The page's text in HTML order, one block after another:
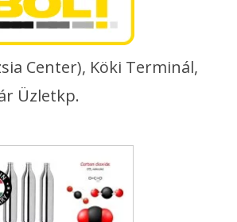
Center), Köki Terminál,
Üzletkp.